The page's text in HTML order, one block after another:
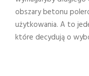
obszary betonu
użytkowania. A to
które decydują o